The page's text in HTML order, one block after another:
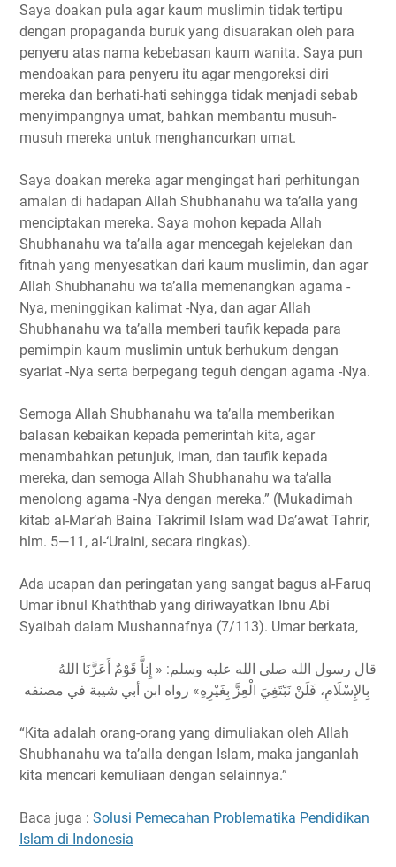
Saya doakan pula agar kaum muslimin tidak tertipu
dengan propaganda buruk yang disuarakan oleh para
penyeru atas nama kebebasan kaum wanita. Saya pun
mendoakan para penyeru itu agar mengoreksi diri
mereka dan berhati-hati sehingga tidak menjadi sebab
menyimpangnya umat, bahkan membantu musuh-
musuh mereka untuk menghancurkan umat.
Saya doakan mereka agar mengingat hari perhitungan
amalan di hadapan Allah Shubhanahu wa ta’alla yang
menciptakan mereka. Saya mohon kepada Allah
Shubhanahu wa ta’alla agar mencegah kejelekan dan
fitnah yang menyesatkan dari kaum muslimin, dan agar
Allah Shubhanahu wa ta’alla memenangkan agama -
Nya, meninggikan kalimat -Nya, dan agar Allah
Shubhanahu wa ta’alla memberi taufik kepada para
pemimpin kaum muslimin untuk berhukum dengan
syariat -Nya serta berpegang teguh dengan agama -Nya.
Semoga Allah Shubhanahu wa ta’alla memberikan
balasan kebaikan kepada pemerintah kita, agar
menambahkan petunjuk, iman, dan taufik kepada
mereka, dan semoga Allah Shubhanahu wa ta’alla
menolong agama -Nya dengan mereka.” (Mukadimah
kitab al-Mar’ah Baina Takrimil Islam wad Da’awat Tahrir,
hlm. 5—11, al-‘Uraini, secara ringkas).
Ada ucapan dan peringatan yang sangat bagus al-Faruq
Umar ibnul Khaththab yang diriwayatkan Ibnu Abi
Syaibah dalam Mushannafnya (7/113). Umar berkata,
قال رسول الله صلى الله عليه وسلم: « إِناَّ قَوْمٌ أَعَزَّنَا اللهُ
“Kita adalah orang-orang yang dimuliakan oleh Allah
Shubhanahu wa ta’alla dengan Islam, maka janganlah
kita mencari kemuliaan dengan selainnya.”
Baca juga : Solusi Pemecahan Problematika Pendidikan
Islam di Indonesia